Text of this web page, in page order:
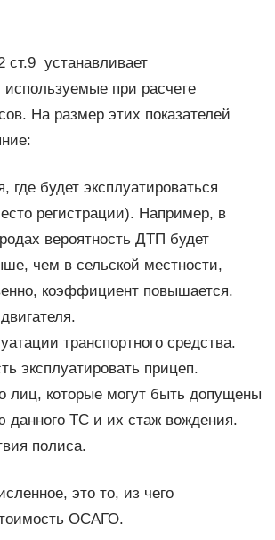
устанавливает
при расчете
На размер этих показателей
где будет эксплуатироваться
регистрации). Например, в
вероятность ДТП будет
чем в сельской местности,
коэффициент повышается.
транспортного средства.
эксплуатировать прицеп.
лиц, которые могут быть допущены
данного ТС и их стаж вождения.
полиса.
это то, из чего
ОСАГО.